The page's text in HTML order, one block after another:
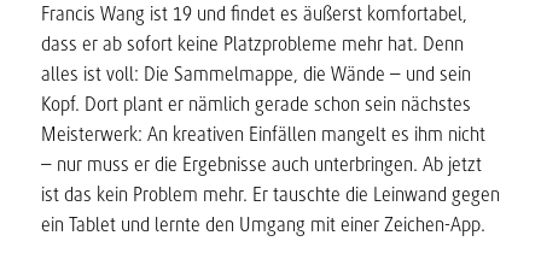
Francis Wang ist 19 und findet es äußerst komfortabel,
dass er ab sofort keine Platzprobleme mehr hat. Denn
alles ist voll: Die Sammelmappe, die Wände – und sein
Kopf. Dort plant er nämlich gerade schon sein nächstes
Meisterwerk: An kreativen Einfällen mangelt es ihm nicht
– nur muss er die Ergebnisse auch unterbringen. Ab jetzt
ist das kein Problem mehr. Er tauschte die Leinwand gegen
ein Tablet und lernte den Umgang mit einer Zeichen-App.